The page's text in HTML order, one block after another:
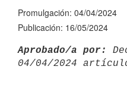
Promulgación: 04/04/2024
Publicación: 16/05/2024
Aprobado/a por:
04/04/2024